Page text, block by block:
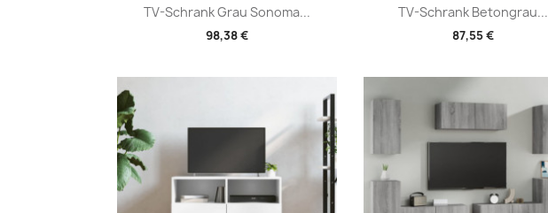
TV-Schrank Grau Sonoma...
98,38 €
Vorschau TV-Schrank Betongrau...
87,55 €
Vorschau